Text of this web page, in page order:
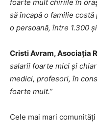
foarte mult chiriile în
să încapă o familie
o persoană, între 1.300
Cristi Avram, Asociația
salarii foarte mici și
medici, profesori, în
foarte mult.”
Cele mai mari